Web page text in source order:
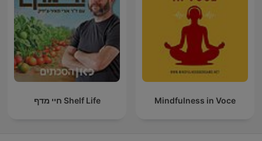
חיי מדף Shelf Life Mindfulness in Voce